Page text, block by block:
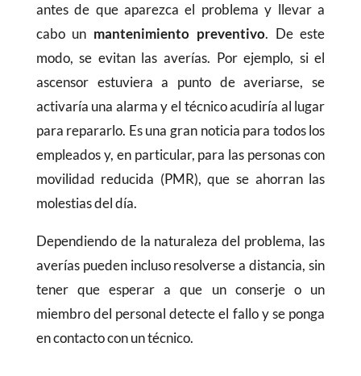
antes de que aparezca el problema y llevar a
cabo un mantenimiento preventivo. De este
modo, se evitan las averías. Por ejemplo, si el
ascensor estuviera a punto de averiarse, se
activaría una alarma y el técnico acudiría al lugar
para repararlo. Es una gran noticia para todos los
empleados y, en particular, para las personas con
movilidad reducida (PMR), que se ahorran las
molestias del día.
Dependiendo de la naturaleza del problema, las
averías pueden incluso resolverse a distancia, sin
tener que esperar a que un conserje o un
miembro del personal detecte el fallo y se ponga
en contacto con un técnico.